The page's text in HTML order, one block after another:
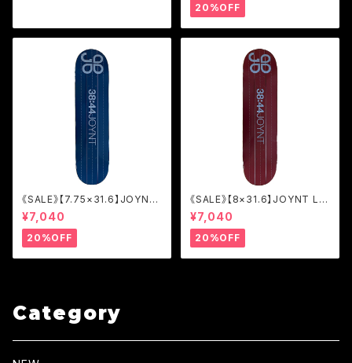
20%OFF
《SALE》【7.75×31.6】JOYNT
LINE NAVY/TEAM [JOL2]
¥7,040
20%OFF
《SALE》【8×31.6】JOYNT LIN
E BURGUNDY/TEAM [JOL2]
¥7,040
20%OFF
Category